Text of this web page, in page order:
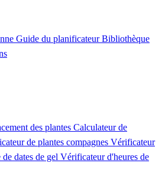
Guide du planificateurBibliothèque
des plantes Calculateur de
de plantes compagnes Vérificateur
dates de gel Vérificateur d'heures de